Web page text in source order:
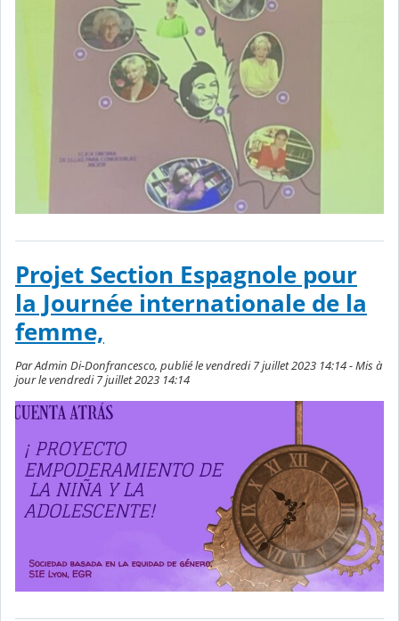
Projet Section Espagnole pour
la Journée internationale de la
femme,
Par Admin Di-Donfrancesco, publié le vendredi 7 juillet 2023 14:14 - Mis à
jour le vendredi 7 juillet 2023 14:14